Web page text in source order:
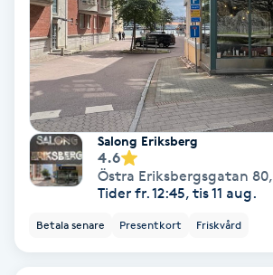
Ombre naglar
Optiker
Ortobionomi
Ortopedi
Salong Eriksberg
4.6
Östra Eriksbergsgatan 80,
Tider fr. 12:45, tis 11 aug.
Betala senare Presentkort Friskvård